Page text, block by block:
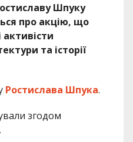
Шпуку
про акцію, що
та історії
Ростислава Шпука.
згодом